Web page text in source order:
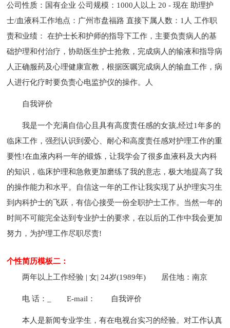
公司性质：国有企业 公司规模：1000人以上 20 - 现在 助理护
士/血液科工作地点：广州市盘福路 直接下属人数：1人 工作职
责和业绩： 在护士长和护师的指导下工作，主要负责病人的基
础护理和付治疗，协助医生护士抢救，完成病人的输液和指导病
人正确服药及心理健康宣教，根据医嘱完成病人的输血工作，病
人进行化疗时要负责心电监护仪的操作。人
自我评价
我是一个充满自信心且具有高度责任感的女孩,经过1年多的
临床工作，强烈认识到爱心、耐心和高度责任感对护理工作的重
要性!在血液内科一年的锻炼，让我学会了很多血液科及大内科
的知识，临床护理和急救更加磨练了我的意志，极大地提高了我
的操作能力和水平。自信这一年的工作让我实现了从护理实习生
到内科护士的飞跃，有信心接受一份全职护士工作。当然一年的
时间不可能完全达到专业护士的要求，在以后的工作中我会更加
努力，为护理工作尽职尽责!
个性简历模板二：
两年以上工作经验 | 女| 24岁(1989年)
居住地：南京
电 话：_ E-mail： 自我评价
本人是新闻专业学生，有在电视台实习的经验。对工作认真